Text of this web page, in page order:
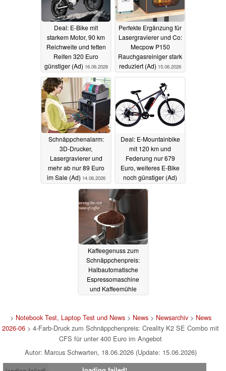
Deal: E-Bike mit
starkem Motor, 90 km
Reichweite und fetten
Reifen 320 Euro
günstiger (Ad) 16.06.2026
Perfekte Ergänzung für
Lasergravierer und Co:
Mecpow P150
Rauchgasreiniger stark
reduziert (Ad) 15.06.2026
Schnäppchenalarm:
3D-Drucker,
Lasergravierer und
mehr ab nur 89 Euro
im Sale (Ad) 14.06.2026
Deal: E-Mountainbike
mit 120 km und
Federung nur 679
Euro, weiteres E-Bike
noch günstiger (Ad)
13.06.2026
Kaffeegenuss zum
Schnäppchenpreis:
Halbautomatische
Espressomaschine
und Kaffeemühle
> Notebook Test, Laptop Test und News> News> Newsarchiv> News
2026-06 > 4-Farb-Druck zum Schnäppchenpreis: Creality K2 SE Combo mit
CFS für unter 400 Euro im Angebot
Autor: Marcus Schwarten, 18.06.2026 (Update: 15.06.2026)